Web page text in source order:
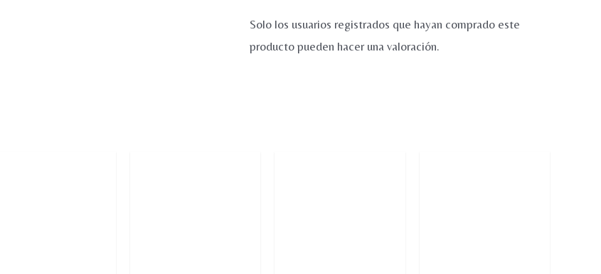
Solo los usuarios registrados que hayan comprado este
producto pueden hacer una valoración.